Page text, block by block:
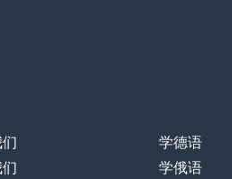
学德语
学俄语